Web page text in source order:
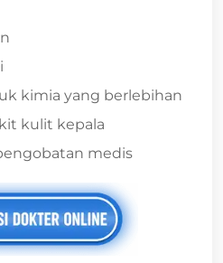
kimia yang berlebihan
kulit kepala
medis